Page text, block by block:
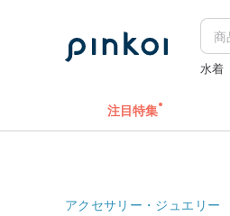
水着
注目特集
アクセサリー・ジュエリー